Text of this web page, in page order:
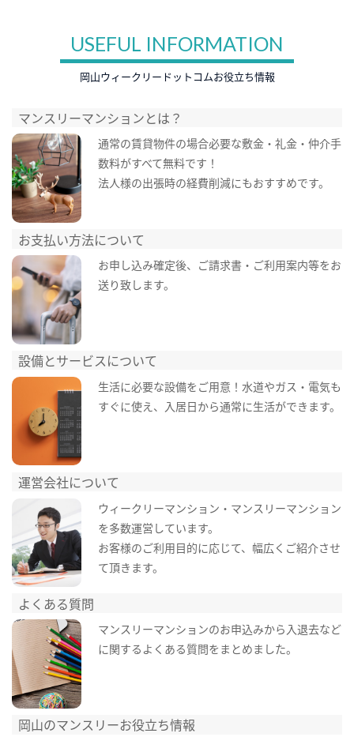
USEFUL INFORMATION
岡山ウィークリードットコムお役立ち情報
マンスリーマンションとは？
通常の賃貸物件の場合必要な敷金・礼金・仲介手
数料がすべて無料です！
法人様の出張時の経費削減にもおすすめです。
お支払い方法について
お申し込み確定後、ご請求書・ご利用案内等をお
送り致します。
設備とサービスについて
生活に必要な設備をご用意！水道やガス・電気も
すぐに使え、入居日から通常に生活ができます。
運営会社について
ウィークリーマンション・マンスリーマンション
を多数運営しています。
お客様のご利用目的に応じて、幅広くご紹介させ
て頂きます。
よくある質問
マンスリーマンションのお申込みから入退去など
に関するよくある質問をまとめました。
岡山のマンスリーお役立ち情報